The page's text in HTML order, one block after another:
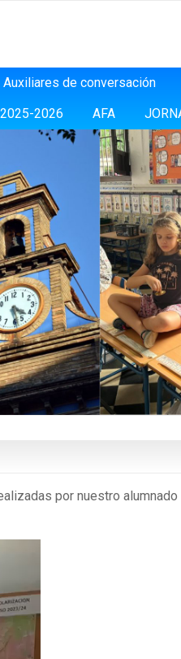
Auxiliares de conversación
2025-2026 AFA
por nuestro